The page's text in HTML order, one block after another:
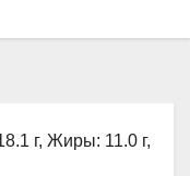
г, Жиры: 11.0 г,